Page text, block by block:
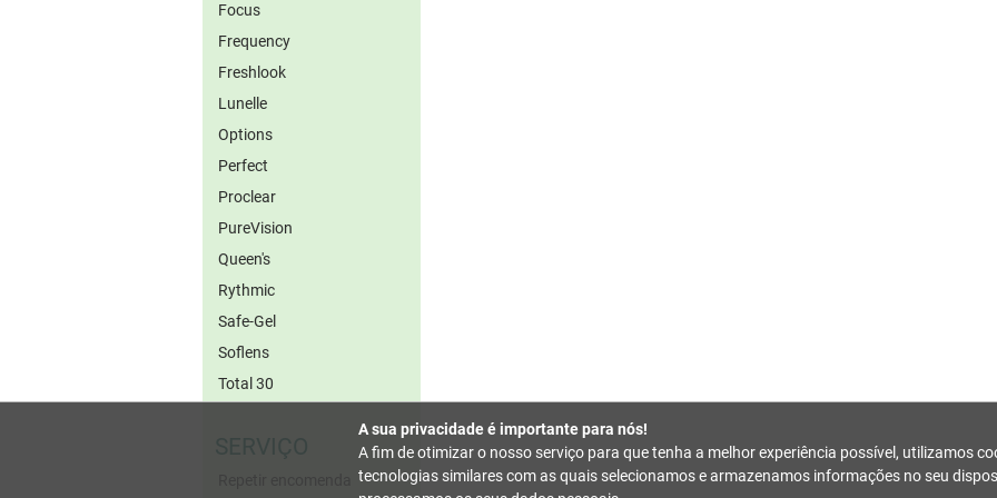
Focus
Frequency
Freshlook
Lunelle
Options
Perfect
Proclear
PureVision
Queen's
Rythmic
Safe-Gel
Soflens
Total 30
A sua privacidade é importante para nós!
A fim de otimizar o nosso serviço para que tenha a melhor experiência possível, utilizamos
tecnologias similares com as quais selecionamos e armazenamos informações no seu